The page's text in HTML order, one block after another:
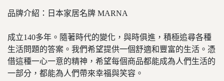
品牌介紹：日本家居名牌 MARNA
成立140多年。隨著時代的變化，與時俱進，積極追尋各種
生活問題的答案。我們希望提供一個舒適和豐富的生活。憑
借這種一心一意的精神，希望每個商品都能成為人們生活的
一部分，都能為人們帶來幸福與笑容。